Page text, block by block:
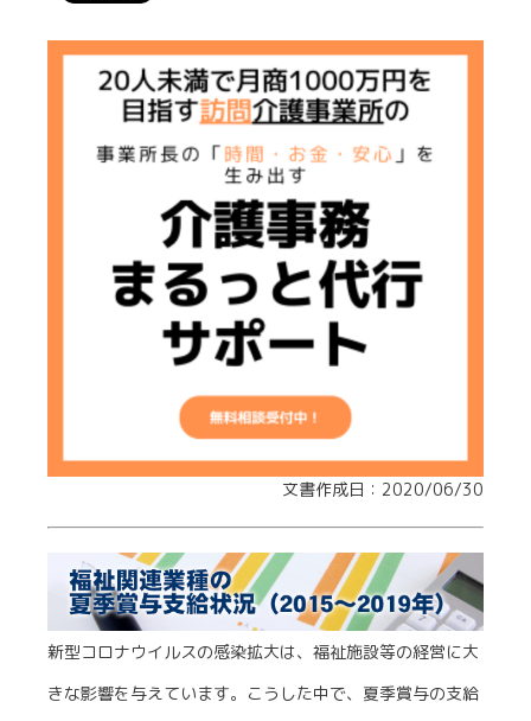
文書作成日：2020/06/30
新型コロナウイルスの感染拡大は、福祉施設等の経営に大
きな影響を与えています。こうした中で、夏季賞与の支給